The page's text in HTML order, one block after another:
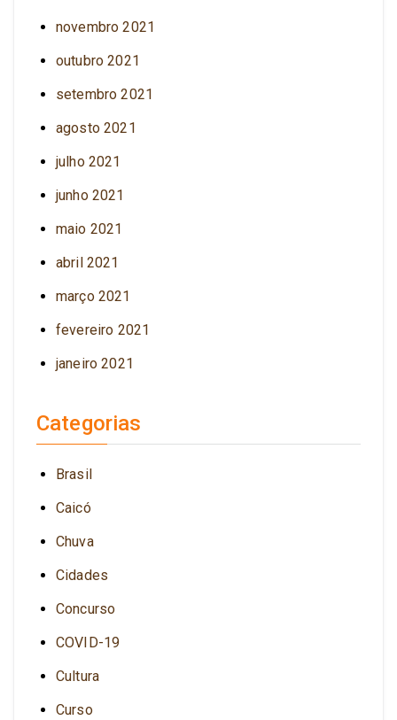
novembro 2021
outubro 2021
setembro 2021
agosto 2021
julho 2021
junho 2021
maio 2021
abril 2021
março 2021
fevereiro 2021
janeiro 2021
Categorias
Brasil
Caicó
Chuva
Cidades
Concurso
COVID-19
Cultura
Curso